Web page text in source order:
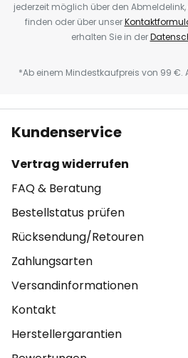
jederzeit möglich über den
finden oder über unser
erhalten Sie in der
*Ab einem Mindestkaufpreis von 99 €.
Kundenservice
Vertrag widerrufen
FAQ & Beratung
Bestellstatus prüfen
Rücksendung/Retouren
Zahlungsarten
Versandinformationen
Kontakt
Herstellergarantien